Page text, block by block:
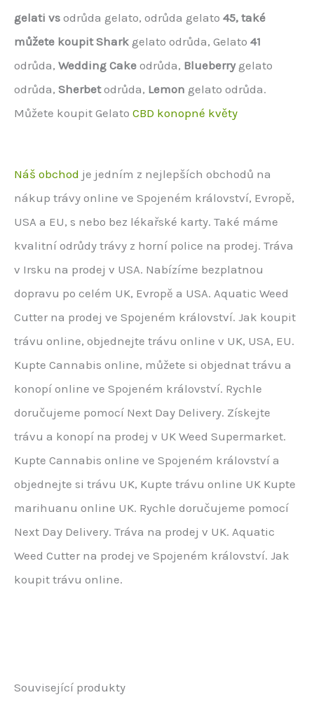
gelati vs odrůda gelato, odrůda gelato 45, také
můžete koupitShark gelato odrůda, Gelato 41
odrůda, Wedding Cake odrůda, Blueberrygelato
odrůda, Sherbetodrůda, Lemon gelato odrůda.
Můžete koupit Gelato CBD konopné květy
Náš obchod je jedním z nejlepších obchodů na
nákup trávy online ve Spojeném království, Evropě,
USA a EU, s nebo bez lékařské karty. Také máme
kvalitní odrůdy trávy z horní police na prodej. Tráva
v Irsku na prodej v USA. Nabízíme bezplatnou
dopravu po celém UK, Evropě a USA. Aquatic Weed
Cutter na prodej ve Spojeném království. Jak koupit
trávu online, objednejte trávu online v UK, USA, EU.
Kupte Cannabis online, můžete si objednat trávu a
konopí online ve Spojeném království. Rychle
doručujeme pomocí Next Day Delivery. Získejte
trávu a konopí na prodej v UK Weed Supermarket.
Kupte Cannabis online ve Spojeném království a
objednejte si trávu UK, Kupte trávu online UK Kupte
marihuanu online UK. Rychle doručujeme pomocí
Next Day Delivery. Tráva na prodej v UK. Aquatic
Weed Cutter na prodej ve Spojeném království. Jak
koupit trávu online.
Související produkty